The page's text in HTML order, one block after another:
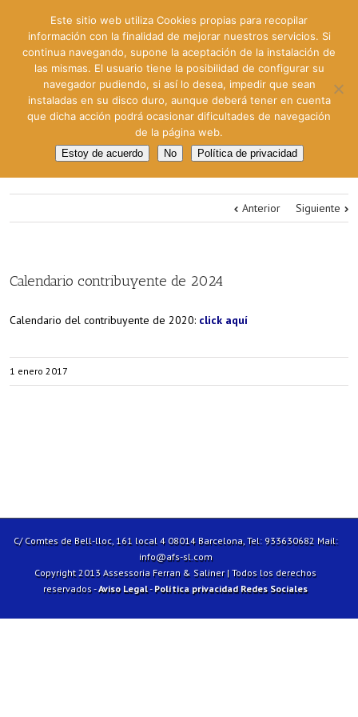
Anterior Siguiente
Calendario contribuyente de 2024
Calendario del contribuyente de 2020: click aquí
1 enero 2017
C/ Comtes de Bell-lloc, 161 local 4 08014 Barcelona, Tel: 933630682 Mail:
info@afs-sl.com
Copyright 2013 Assessoria Ferran & Saliner | Todos los derechos
reservados -Aviso Legal-Política privacidad Redes Sociales
Este sitio web utiliza Cookies propias para recopilar
información con la finalidad de mejorar nuestros servicios. Si
continua navegando, supone la aceptación de la instalación de
las mismas. El usuario tiene la posibilidad de configurar su
navegador pudiendo, si así lo desea, impedir que sean
instaladas en su disco duro, aunque deberá tener en cuenta
que dicha acción podrá ocasionar dificultades de navegación
de la página web.
Estoy de acuerdo No Política de privacidad